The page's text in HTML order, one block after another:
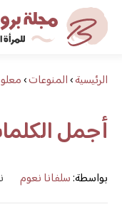
مجلةالرئيسية›المنوعات›
أجمل
بواسطة:سلفانا نعوم